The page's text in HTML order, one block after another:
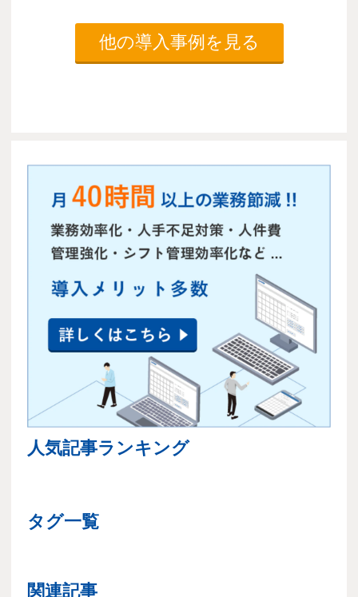
他の導入事例を見る
人気記事ランキング
タグ一覧
関連記事